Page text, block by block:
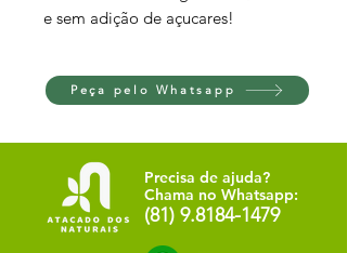
e sem adição de açucares!
Peça pelo Whatsapp
Precisa de ajuda?
Chama no Whatsapp:
(81) 9.8184-1479